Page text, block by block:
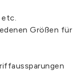
Größen für